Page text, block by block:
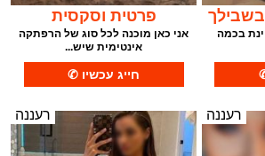
בכמה
פרטית וסקסית
אני כאן מוכנה לכל סוג של הרפתקה
אינטימית שיש...
רעננה רעננה